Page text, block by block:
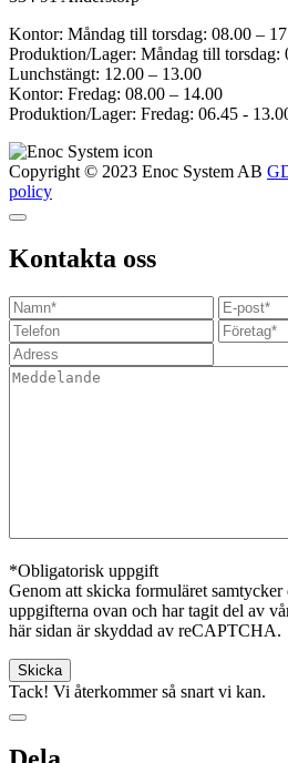
Kontor: Måndag till torsdag: 08.00 –
Produktion/Lager: Måndag till torsdag:
Lunchstängt: 12.00 – 13.00
Kontor: Fredag: 08.00 – 14.00
Produktion/Lager: Fredag: 06.45 -
Copyright © 2023 Enoc System AB
policy
Kontakta oss
*Obligatorisk uppgift
Genom att skicka formuläret
uppgifterna ovan och har tagit del av
här sidan är skyddad av reCAPTCHA.
Tack! Vi återkommer så snart vi kan.